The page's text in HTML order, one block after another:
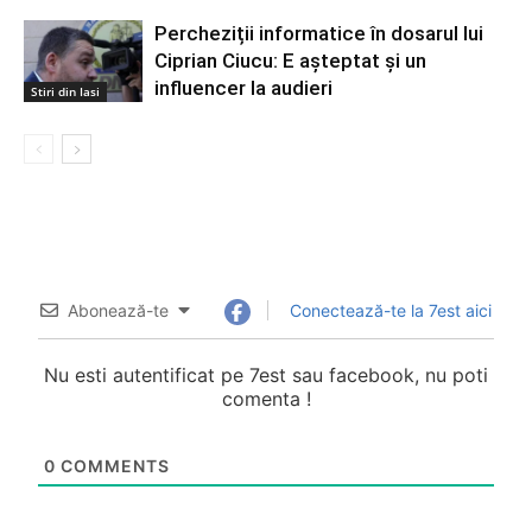
Stiri din Iasi
Percheziții informatice în dosarul lui
Ciprian Ciucu: E așteptat și un
influencer la audieri
Abonează-te Conectează-te la 7est aici
Nu esti autentificat pe 7est sau facebook, nu poti
comenta !
0 COMMENTS